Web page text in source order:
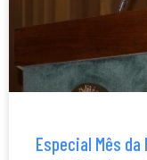
Especial Mês da